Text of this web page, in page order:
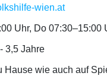
wien.at
Uhr, Do 07:30–15:00
3,5 Jahre
Hause wie auch auf